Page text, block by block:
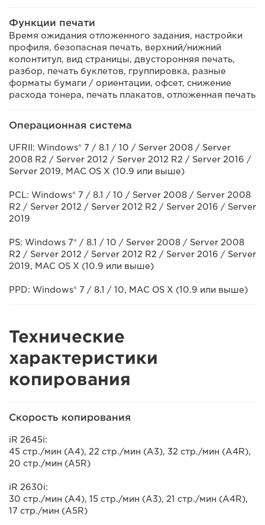
Функции печати
Время ожидания отложенного задания, настройки
профиля, безопасная печать, верхний/нижний
колонтитул, вид страницы, двусторонняя печать,
разбор, печать буклетов, группировка, разные
форматы бумаги / ориентации, офсет, снижение
расхода тонера, печать плакатов, отложенная печать
Операционная система
UFRII: Windows® 7 / 8.1 / 10 / Server 2008 / Server
2008 R2 / Server 2012 / Server 2012 R2 / Server 2016 /
Server 2019, MAC OS X (10.9 или выше)
PCL: Windows® 7 / 8.1 / 10 / Server 2008 / Server 2008
R2 / Server 2012 / Server 2012 R2 / Server 2016 / Server
2019
PS: Windows 7® / 8.1 / 10 / Server 2008 / Server 2008
R2 / Server 2012 / Server 2012 R2 / Server 2016 / Server
2019, MAC OS X (10.9 или выше)
PPD: Windows® 7 / 8.1 / 10, MAC OS X (10.9 или выше)
Технические
характеристики
копирования
Скорость копирования
iR 2645i:
45 стр./мин (A4), 22 стр./мин (A3), 32 стр./мин (A4R),
20 стр./мин (A5R)
iR 2630i:
30 стр./мин (A4), 15 стр./мин (A3), 21 стр./мин (A4R),
17 стр./мин (A5R)